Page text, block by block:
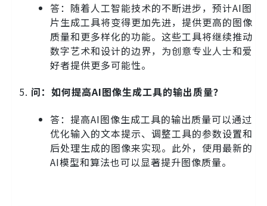
答：随着人工智能技术的不断进步，预计AI图
片生成工具将变得更加先进，提供更高的图像
质量和更多样化的功能。这些工具将继续推动
数字艺术和设计的边界，为创意专业人士和爱
好者提供更多可能性。
问：如何提高AI图像生成工具的输出质量？
答：提高AI图像生成工具的输出质量可以通过
优化输入的文本提示、调整工具的参数设置和
后处理生成的图像来实现。此外，使用最新的
AI模型和算法也可以显著提升图像质量。